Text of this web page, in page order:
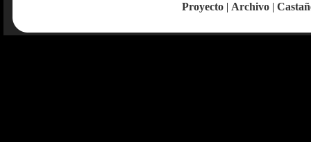
Proyecto | Archivo |